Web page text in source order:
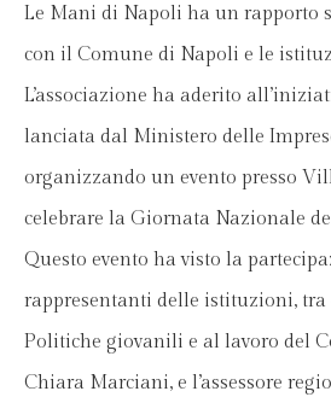
Le Mani di Napoli ha un rapporto
con il Comune di Napoli e le
L’associazione ha aderito
lanciata dal Ministero delle
organizzando un evento presso
celebrare la Giornata Nazionale
Questo evento ha visto la
rappresentanti delle istituzioni, tra
Politiche giovanili e al lavoro del
Chiara Marciani, e l’assessore